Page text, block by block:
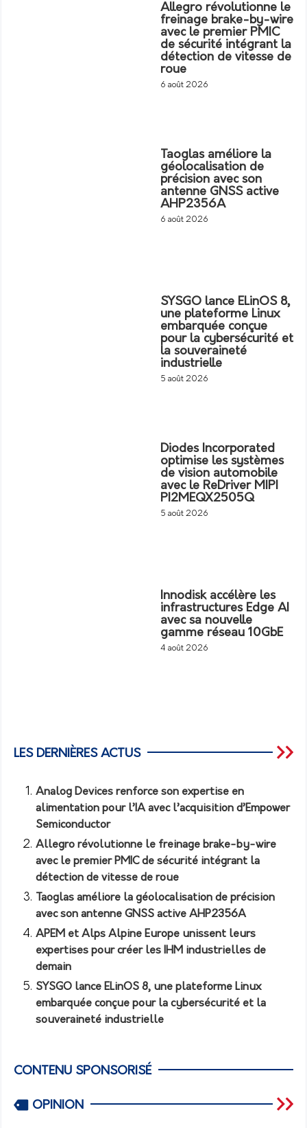
Allegro révolutionne le
freinage brake-by-wire
avec le premier PMIC
de sécurité intégrant la
détection de vitesse de
roue
6 août 2026
Taoglas améliore la
géolocalisation de
précision avec son
antenne GNSS active
AHP2356A
6 août 2026
SYSGO lance ELinOS 8,
une plateforme Linux
embarquée conçue
pour la cybersécurité et
la souveraineté
industrielle
5 août 2026
Diodes Incorporated
optimise les systèmes
de vision automobile
avec le ReDriver MIPI
PI2MEQX2505Q
5 août 2026
Innodisk accélère les
infrastructures Edge AI
avec sa nouvelle
gamme réseau 10GbE
4 août 2026
LES DERNIÈRES ACTUS
Analog Devices renforce son expertise en
alimentation pour l’IA avec l’acquisition d’Empower
Semiconductor
Allegro révolutionne le freinage brake-by-wire
avec le premier PMIC de sécurité intégrant la
détection de vitesse de roue
Taoglas améliore la géolocalisation de précision
avec son antenne GNSS active AHP2356A
APEM et Alps Alpine Europe unissent leurs
expertises pour créer les IHM industrielles de
demain
SYSGO lance ELinOS 8, une plateforme Linux
embarquée conçue pour la cybersécurité et la
souveraineté industrielle
CONTENU SPONSORISÉ
OPINION